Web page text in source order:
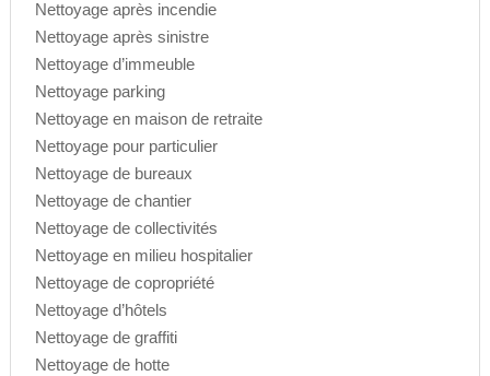
Nettoyage après incendie
Nettoyage après sinistre
Nettoyage d’immeuble
Nettoyage parking
Nettoyage en maison de retraite
Nettoyage pour particulier
Nettoyage de bureaux
Nettoyage de chantier
Nettoyage de collectivités
Nettoyage en milieu hospitalier
Nettoyage de copropriété
Nettoyage d’hôtels
Nettoyage de graffiti
Nettoyage de hotte